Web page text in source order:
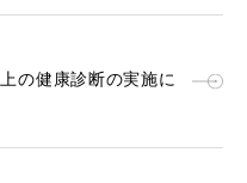
の健康診断の実施に